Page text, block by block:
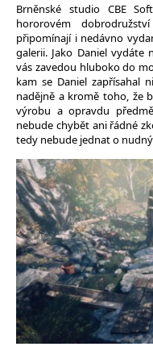
Brněnské studio CBE
hororovém
připomínají i nedávno
galerii. Jako Daniel vydáte
vás zavedou hluboko do
kam se Daniel zapřísahal
nadějně a kromě toho, že
výrobu a opravdu
nebude chybět ani řádné
tedy nebude jednat o